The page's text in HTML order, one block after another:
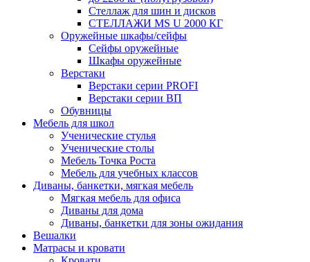
Стеллаж для шин и дисков
СТЕЛЛАЖИ MS U 2000 КГ
Оружейные шкафы/сейфы
Сейфы оружейные
Шкафы оружейные
Верстаки
Верстаки серии PROFI
Верстаки серии ВП
Обувницы
Мебель для школ
Ученические стулья
Ученические столы
Мебель Точка Роста
Мебель для учебных классов
Диваны, банкетки, мягкая мебель
Мягкая мебель для офиса
Диваны для дома
Диваны, банкетки для зоны ожидания
Вешалки
Матрасы и кровати